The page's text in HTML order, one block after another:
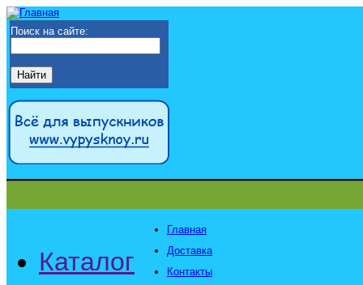
Поиск на сайте:
Каталог
Главная
Доставка
Контакты